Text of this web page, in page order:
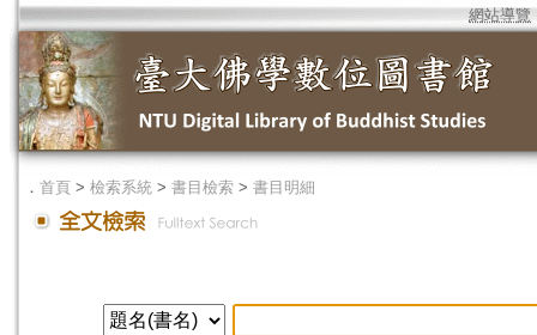
網站導覽
． 首頁 > 檢索系統 > 書目檢索 > 書目明細